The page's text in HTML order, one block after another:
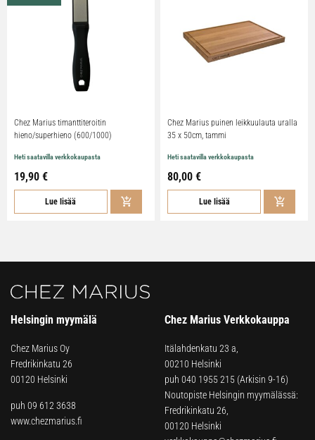
Chez Marius timanttiteroitin
hieno/superhieno (600/1000)
Heti saatavilla verkkokaupasta
19,90 €
Lue lisää
Chez Marius puinen leikkuulauta uralla
35 x 50cm, tammi
Heti saatavilla verkkokaupasta
80,00 €
Lue lisää
Helsingin myymälä
Chez Marius Oy
Fredrikinkatu 26
00120 Helsinki
puh 09 612 3638
www.chezmarius.fi
Chez Marius Verkkokauppa
Itälahdenkatu 23 a,
00210 Helsinki
puh 040 1955 215 (Arkisin 9-16)
Noutopiste Helsingin myymälässä:
Fredrikinkatu 26,
00120 Helsinki